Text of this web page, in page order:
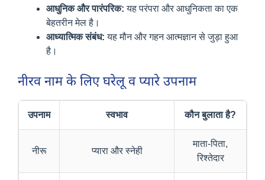
आधुनिक और पारंपरिक: यह परंपरा और आधुनिकता का एक
बेहतरीन मेल है।
आध्यात्मिक संबंध: यह मौन और गहन आत्मज्ञान से जुड़ा हुआ
है।
नीरव नाम के लिए घरेलू व प्यारे उपनाम
उपनाम स्वभाव कौन बुलाता है?
नीरू प्यारा और स्नेही
माता-पिता,
रिश्तेदार